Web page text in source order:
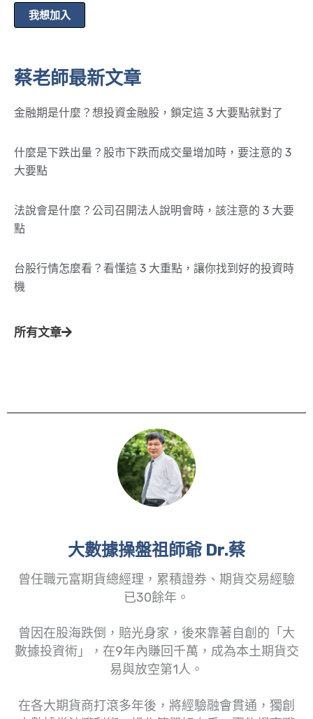
我想加入
蔡老師最新文章
金融期是什麼？想投資金融股，鎖定這 3 大要點就對了
什麼是下跌出量？股市下跌而成交量增加時，要注意的 3
大要點
法說會是什麼？公司召開法人說明會時，該注意的 3 大要
點
台股行情怎麼看？看懂這 3 大重點，讓你找到好的投資時
機
所有文章
大數據操盤祖師爺 Dr.蔡
曾任職元富期貨總經理，累積證券、期貨交易經驗
已30餘年。
曾因在股海跌倒，賠光身家，後來靠著自創的「大
數據投資術」，在9年內賺回千萬，成為本土期貨交
易與放空第1人。
在各大期貨商打滾多年後，將經驗融會貫通，獨創